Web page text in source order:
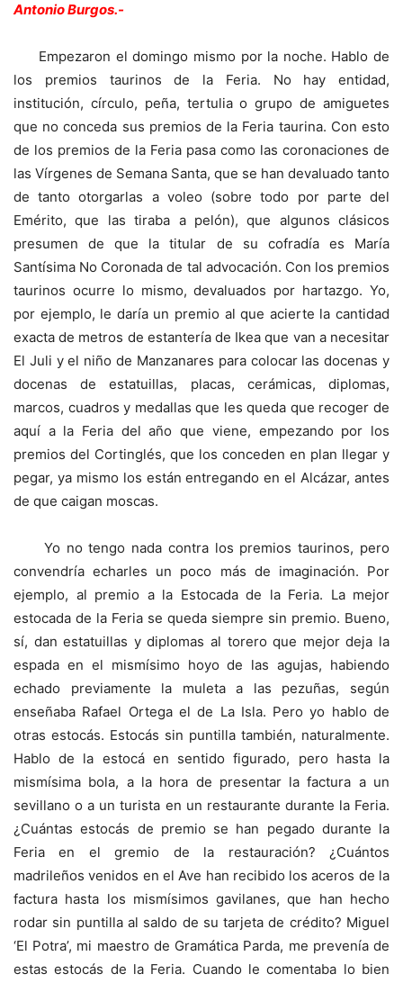
Antonio Burgos.-
Empezaron el domingo mismo por la noche. Hablo de
los premios taurinos de la Feria. No hay entidad,
institución, círculo, peña, tertulia o grupo de amiguetes
que no conceda sus premios de la Feria taurina. Con esto
de los premios de la Feria pasa como las coronaciones de
las Vírgenes de Semana Santa, que se han devaluado tanto
de tanto otorgarlas a voleo (sobre todo por parte del
Emérito, que las tiraba a pelón), que algunos clásicos
presumen de que la titular de su cofradía es María
Santísima No Coronada de tal advocación. Con los premios
taurinos ocurre lo mismo, devaluados por hartazgo. Yo,
por ejemplo, le daría un premio al que acierte la cantidad
exacta de metros de estantería de Ikea que van a necesitar
El Juli y el niño de Manzanares para colocar las docenas y
docenas de estatuillas, placas, cerámicas, diplomas,
marcos, cuadros y medallas que les queda que recoger de
aquí a la Feria del año que viene, empezando por los
premios del Cortinglés, que los conceden en plan llegar y
pegar, ya mismo los están entregando en el Alcázar, antes
de que caigan moscas.
Yo no tengo nada contra los premios taurinos, pero
convendría echarles un poco más de imaginación. Por
ejemplo, al premio a la Estocada de la Feria. La mejor
estocada de la Feria se queda siempre sin premio. Bueno,
sí, dan estatuillas y diplomas al torero que mejor deja la
espada en el mismísimo hoyo de las agujas, habiendo
echado previamente la muleta a las pezuñas, según
enseñaba Rafael Ortega el de La Isla. Pero yo hablo de
otras estocás. Estocás sin puntilla también, naturalmente.
Hablo de la estocá en sentido figurado, pero hasta la
mismísima bola, a la hora de presentar la factura a un
sevillano o a un turista en un restaurante durante la Feria.
¿Cuántas estocás de premio se han pegado durante la
Feria en el gremio de la restauración? ¿Cuántos
madrileños venidos en el Ave han recibido los aceros de la
factura hasta los mismísimos gavilanes, que han hecho
rodar sin puntilla al saldo de su tarjeta de crédito? Miguel
‘El Potra’, mi maestro de Gramática Parda, me prevenía de
estas estocás de la Feria. Cuando le comentaba lo bien